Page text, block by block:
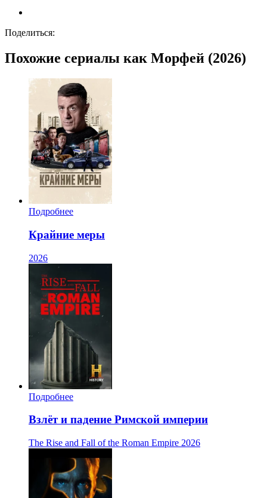
Поделиться:
Похожие сериалы как Морфей (2026)
Подробнее
Крайние меры
2026
Подробнее
Взлёт и падение Римской империи
The Rise and Fall of the Roman Empire 2026